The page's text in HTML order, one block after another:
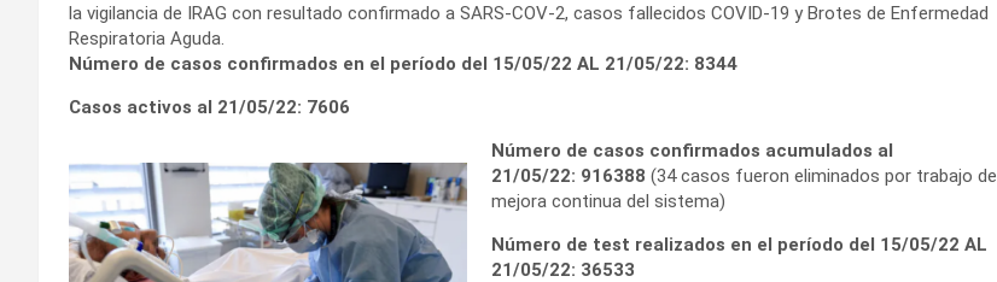
la vigilancia de IRAG con resultado confirmado a SARS-COV-2, casos fallecidos COVID-19 y Brotes de Enfermedad
Respiratoria Aguda.
Número de casos confirmados en el período del 15/05/22 AL 21/05/22: 8344
Casos activos al 21/05/22: 7606
Número de casos confirmados acumulados al
21/05/22: 916388 (34 casos fueron eliminados por trabajo de
mejora continua del sistema)
Número de test realizados en el período del 15/05/22 AL
21/05/22: 36533